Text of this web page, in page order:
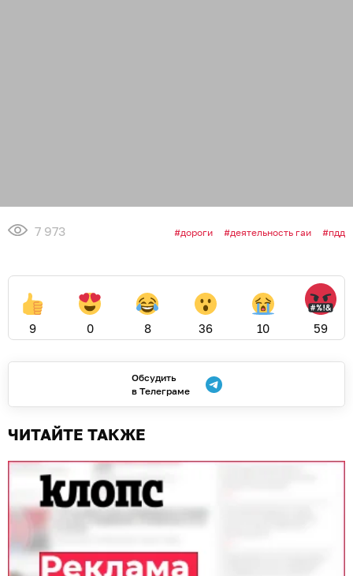
7 973 дороги деятельность гаи пдд
9 0 8 36 10 59
Обсудить
в Телеграме
ЧИТАЙТЕ ТАКЖЕ